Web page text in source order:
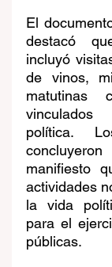
El
destacó
incluyó
de vinos,
matutinas
política.
manifiesto
actividades
la vida
para el
públicas.